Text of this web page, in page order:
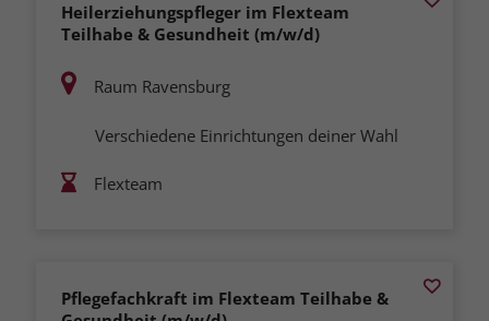
Heilerziehungspfleger im Flexteam
Teilhabe & Gesundheit (m/w/d)
Raum Ravensburg
Verschiedene Einrichtungen deiner Wahl
Flexteam
Pflegefachkraft im Flexteam Teilhabe &